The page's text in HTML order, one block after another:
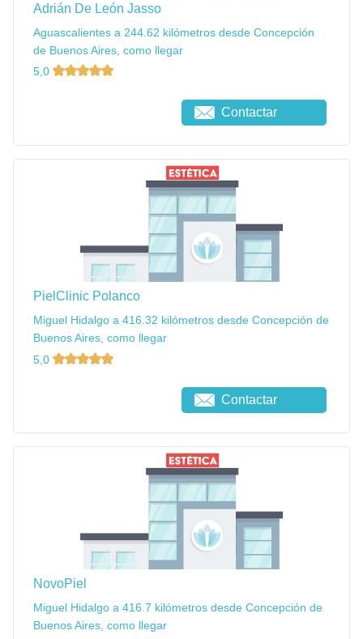
Adrián De León Jasso
Aguascalientes a 244.62 kilómetros desde Concepción
de Buenos Aires, como llegar
5,0
Contactar
PielClinic Polanco
Miguel Hidalgo a 416.32 kilómetros desde Concepción de
Buenos Aires, como llegar
5,0
Contactar
NovoPiel
Miguel Hidalgo a 416.7 kilómetros desde Concepción de
Buenos Aires, como llegar